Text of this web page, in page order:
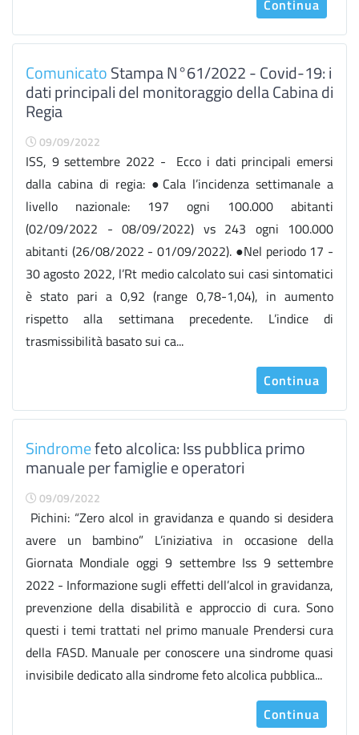
Continua
ComunicatoStampa N°61/2022 - Covid-19: i
dati principali del monitoraggio della Cabina di
Regia
09/09/2022
ISS, 9 settembre 2022 - Ecco i dati principali emersi
dalla cabina di regia: ●Cala l’incidenza settimanale a
livello nazionale: 197 ogni 100.000 abitanti
(02/09/2022 - 08/09/2022) vs 243 ogni 100.000
abitanti (26/08/2022 - 01/09/2022). ●Nel periodo 17 -
30 agosto 2022, l’Rt medio calcolato sui casi sintomatici
è stato pari a 0,92 (range 0,78-1,04), in aumento
rispetto alla settimana precedente. L’indice di
trasmissibilità basato sui ca...
Continua
Sindromefeto alcolica: Iss pubblica primo
manuale per famiglie e operatori
09/09/2022
Pichini: “Zero alcol in gravidanza e quando si desidera
avere un bambino” L’iniziativa in occasione della
Giornata Mondiale oggi 9 settembre Iss 9 settembre
2022 - Informazione sugli effetti dell’alcol in gravidanza,
prevenzione della disabilità e approccio di cura. Sono
questi i temi trattati nel primo manuale Prendersi cura
della FASD. Manuale per conoscere una sindrome quasi
invisibile dedicato alla sindrome feto alcolica pubblica...
Continua